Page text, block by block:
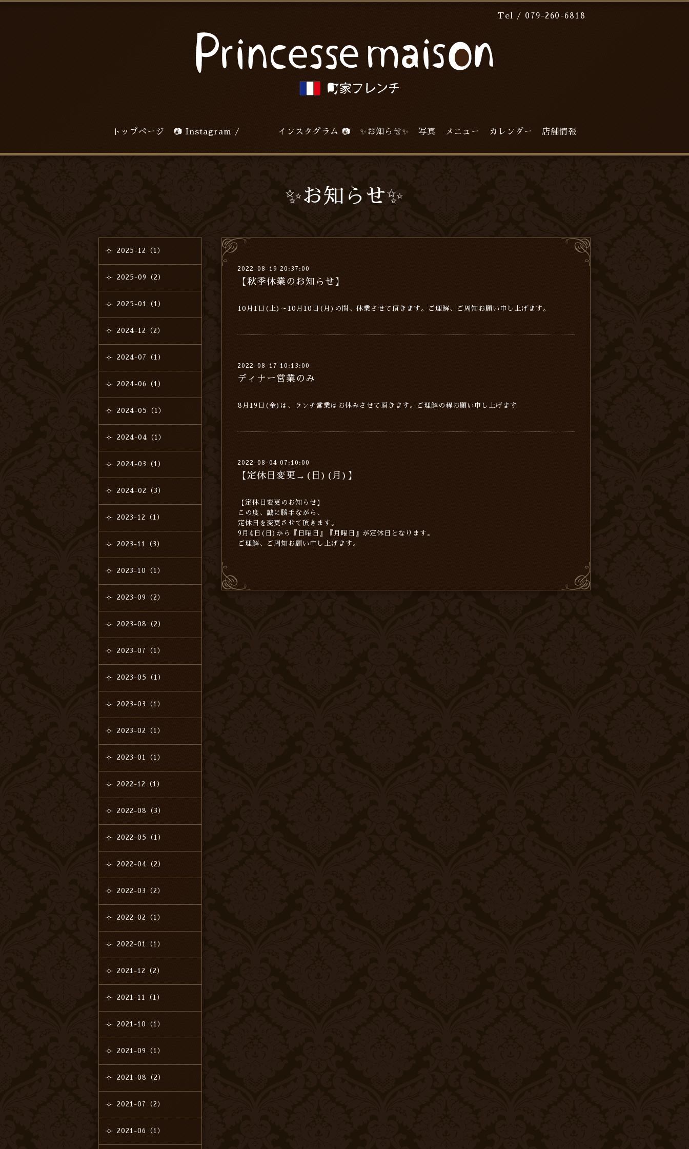
Tel / 079-260-6818
トップページ 📷 Instagram / インスタグラム 📷 ✨お知らせ✨ 写真 メニュー カレンダー 店舗情報
✨お知らせ✨
2022-08-19 20:37:00
【秋季休業のお知らせ】
10月1日(土)～10月10日(月)の間、休業させて頂きます。ご理解、ご周知お願い申し上げます。
2022-08-17 10:13:00
ディナー営業のみ
8月19日(金)は、ランチ営業はお休みさせて頂きます。ご理解の程お願い申し上げます
2022-08-04 07:10:00
【定休日変更→(日)(月)】
【定休日変更のお知らせ】
この度、誠に勝手ながら、
定休日を変更させて頂きます。
9月4日(日)から『日曜日』『月曜日』が定休日となります。
ご理解、ご周知お願い申し上げます。
2025-12（1）
2025-09（2）
2025-01（1）
2024-12（2）
2024-07（1）
2024-06（1）
2024-05（1）
2024-04（1）
2024-03（1）
2024-02（3）
2023-12（1）
2023-11（3）
2023-10（1）
2023-09（2）
2023-08（2）
2023-07（1）
2023-05（1）
2023-03（1）
2023-02（1）
2023-01（1）
2022-12（1）
2022-08（3）
2022-05（1）
2022-04（2）
2022-03（2）
2022-02（1）
2022-01（1）
2021-12（2）
2021-11（1）
2021-10（1）
2021-09（1）
2021-08（2）
2021-07（2）
2021-06（1）